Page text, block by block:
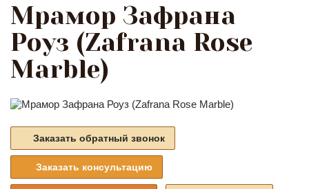
Мрамор Зафрана
Роуз (Zafrana Rose
Marble)
Заказать обратный звонок
Заказать консультацию